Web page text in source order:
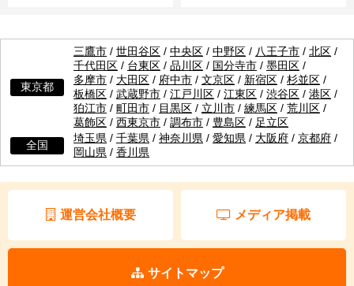
東京都
三鷹市 / 世田谷区 / 中央区 / 中野区 / 八王子市 / 北区 /
千代田区 / 台東区 / 品川区 / 国分寺市 / 墨田区 /
多摩市 / 大田区 / 府中市 / 文京区 / 新宿区 / 杉並区 /
板橋区 / 武蔵野市 / 江戸川区 / 江東区 / 渋谷区 / 港区 /
狛江市 / 町田市 / 目黒区 / 立川市 / 練馬区 / 荒川区 /
葛飾区 / 西東京市 / 調布市 / 豊島区 / 足立区
全国
埼玉県 / 千葉県 / 神奈川県 / 愛知県 / 大阪府 / 京都府 /
岡山県 / 香川県
運営会社概要 メディア掲載
サイトマップ